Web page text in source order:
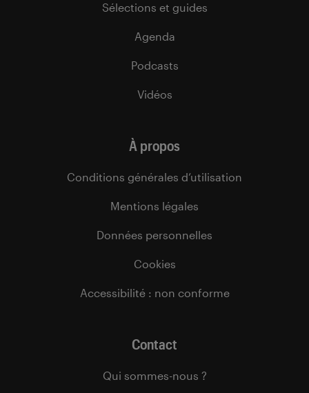
Sélections et guides
Agenda
Podcasts
Vidéos
À propos
Conditions générales d’utilisation
Mentions légales
Données personnelles
Cookies
Accessibilité : non conforme
Contact
Qui sommes-nous ?